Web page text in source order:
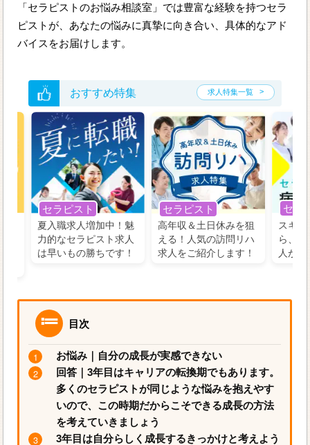
「セラピストのお悩み相談室」では豊富な経験を持つセラ
ピストが、あなたの悩みに真摯に向き合い、具体的なアド
バイスをお届けします。
おすすめ特集 求人特集一覧
セラピスト
夏入職求人増加中！魅
力的なセラピスト求人
は早いもの勝ちです！
セラピスト
高年収＆土日休みを狙
える！人気の訪問リハ
求人をご紹介します！
セラ
スキ
ら、
人が
目次
お悩み｜自分の成長が実感できない
回答｜3年目はキャリアの転換期でもあります。
多くのセラピストが同じような悩みを抱えやす
いので、この時期だからこそできる成長の方法
を考えていきましょう
3年目は自分らしく成長するきっかけと考えよう